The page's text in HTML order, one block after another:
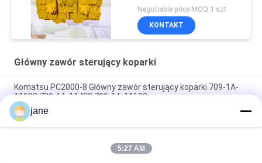
High Quality
Negotiable price MOQ:1 szt
KONTAKT
Główny zawór sterujący koparki
Komatsu PC2000-8 Główny zawór sterujący koparki 709-1A-
11300 709-1A-11400 709-1A-11100
PC160LC-7 PC160-7 Wynęgarka z zawórami sterującymi
Komatsu, 723-57-16100 Główne części wykopalni
VOE14541591 Główny zawór sterujący koparki dla Volvo
jane
5:27 AM